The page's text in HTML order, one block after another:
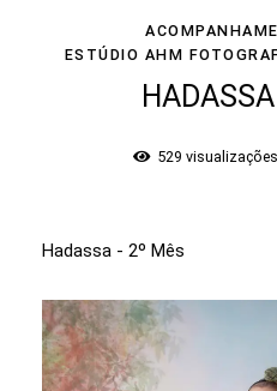
ESTÚDIO AHM
529 visualizações
Hadassa - 2º Mês